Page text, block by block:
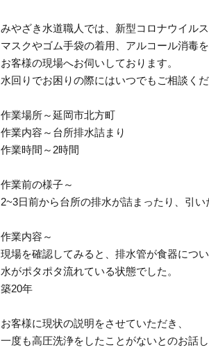
みやざき水道職人では、新型コロナウイル
マスクやゴム手袋の着用、アルコール消毒を
お客様の現場へお伺いしております。
水回りでお困りの際にはいつでもご相談くだ
作業場所～延岡市北方町
作業内容～台所排水詰まり
作業時間～2時間
作業前の様子～
2~3日前から台所の排水が詰まったり、引い
作業内容～
現場を確認してみると、排水管が食器につ
水がポタポタ流れている状態でした。
築20年
お客様に現状の説明をさせていただき、
一度も高圧洗浄をしたことがないとのお話し